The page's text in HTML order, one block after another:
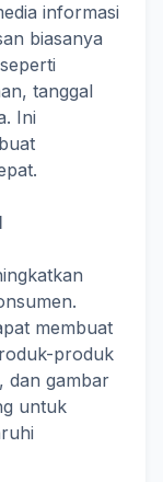
informasi
biasanya
tanggal
Ini
membuat
produk
dan gambar
untuk